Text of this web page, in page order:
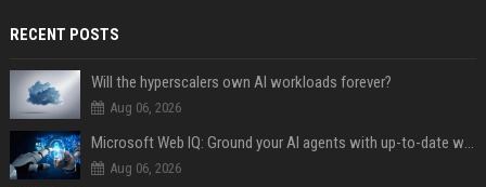
RECENT POSTS
Will the hyperscalers own AI workloads forever?
Aug 06, 2026
Microsoft Web IQ: Ground your AI agents with up-to-date web data
Aug 06, 2026